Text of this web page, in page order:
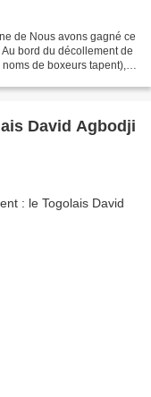
de Nous avons gagné ce
bord du décollement de
de boxeurs tapent),
David Agbodji